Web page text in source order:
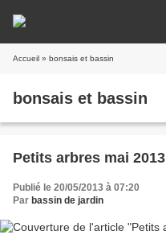
Accueil » bonsais et bassin
bonsais et bassin
Petits arbres mai 2013
Publié le 20/05/2013 à 07:20
Par bassin de jardin